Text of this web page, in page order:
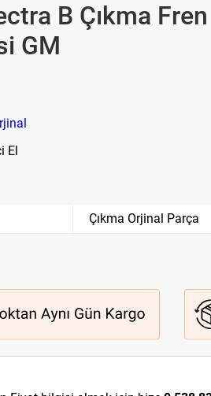
B Çıkma
GM
El
Çıkma Orjinal Parça